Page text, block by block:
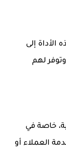
الأداة إلى
لهم
خاصة في
العملاء أو